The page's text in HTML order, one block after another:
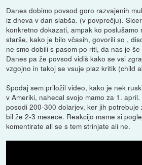
Danes dobimo povsod goro razvajenih
iz dneva v dan slabša. (v povprečju).
konkretno dokazati, ampak ko poslušamo
starše, kako je bilo včasih, govorili so ,
ne smo dobili s pasom po riti, da nas je
Danes pa že povsod vidiš kako se vsi
vzgojno in takoj se vsuje plaz kritik (child
Spodaj sem priložil video, kako je nek
v Ameriki, nahecal svojo mamo za 1.
posodi 200-300 dolarjev, ker jih
bil že 2-3 mesece. Reakcijo mame si
komentirate ali se s tem strinjate ali ne.